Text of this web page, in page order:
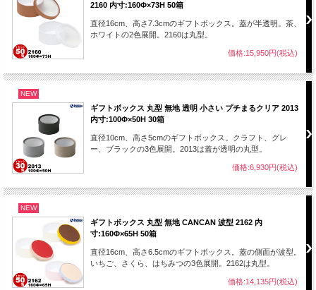
2160 内寸:160Φ×73H 50箱
直径16cm、高さ7.3cmのギフトボックス。蓋が半透明。茶、
ホワイトの2色展開。2160は丸型。
価格:15,950円(税込)
NEW
ギフトボックス 丸型 無地 透明 小さい プチまるクリア 2013
内寸:100Φ×50H 30箱
直径10cm、高さ5cmのギフトボックス。クラフト、グレ
ー、ブラックの3色展開。2013は蓋が透明の丸型。
価格:6,930円(税込)
NEW
ギフトボックス 丸型 無地 CANCAN 波型 2162 内
寸:160Φ×65H 50箱
直径16cm、高さ6.5cmのギフトボックス。蓋の側面が波型。
いちご、さくら、はちみつの3色展開。2162は丸型。
価格:14,135円(税込)